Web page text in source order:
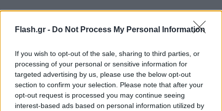
Flash.gr - Do Not Process My Personal Information
If you wish to opt-out of the sale, sharing to third parties, or
processing of your personal or sensitive information for
targeted advertising by us, please use the below opt-out
section to confirm your selection. Please note that after your
opt-out request is processed you may continue seeing
interest-based ads based on personal information utilized by